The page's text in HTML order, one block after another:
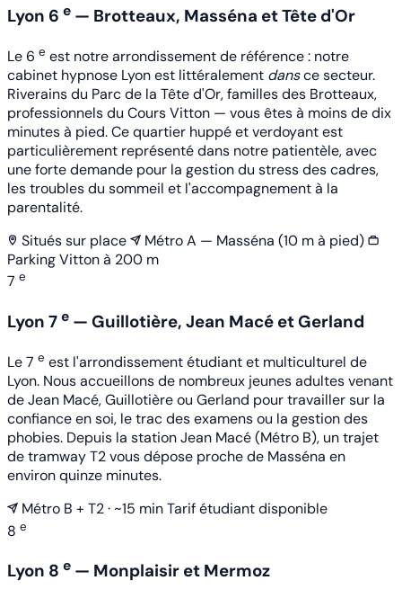
Lyon 6 e — Brotteaux, Masséna et Tête d'Or
Le 6 e est notre arrondissement de référence : notre
cabinet hypnose Lyon est littéralement dansce secteur.
Riverains du Parc de la Tête d'Or, familles des Brotteaux,
professionnels du Cours Vitton — vous êtes à moins de dix
minutes à pied. Ce quartier huppé et verdoyant est
particulièrement représenté dans notre patientèle, avec
une forte demande pour la gestion du stress des cadres,
les troubles du sommeil et l'accompagnement à la
parentalité.
Situés sur place
Métro A — Masséna (10 m à pied)
Parking Vitton à 200 m
7 e
Lyon 7 e — Guillotière, Jean Macé et Gerland
Le 7 e est l'arrondissement étudiant et multiculturel de
Lyon. Nous accueillons de nombreux jeunes adultes venant
de Jean Macé, Guillotière ou Gerland pour travailler sur la
confiance en soi, le trac des examens ou la gestion des
phobies. Depuis la station Jean Macé (Métro B), un trajet
de tramway T2 vous dépose proche de Masséna en
environ quinze minutes.
Métro B + T2 · ~15 minTarif étudiant disponible
8 e
Lyon 8 e — Monplaisir et Mermoz